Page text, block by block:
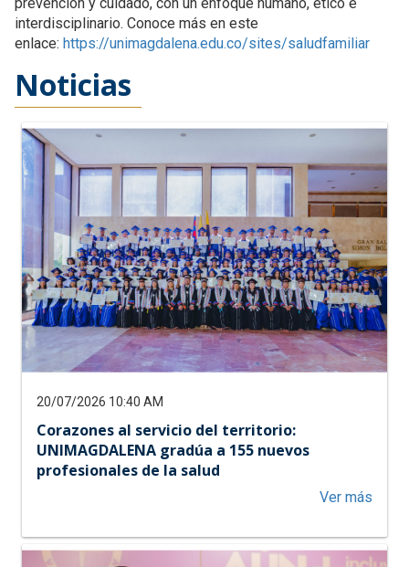
interdisciplinario. Conoce más en este
enlace: https://unimagdalena.edu.co/sites/saludfamiliar
Noticias
20/07/2026 10:40 AM
Corazones al servicio del territorio:
UNIMAGDALENA gradúa a 155 nuevos
profesionales de la salud
Ver más
al